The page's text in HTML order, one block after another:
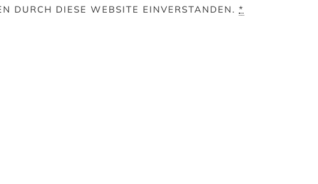
DURCH DIESE WEBSITE EINVERSTANDEN. *